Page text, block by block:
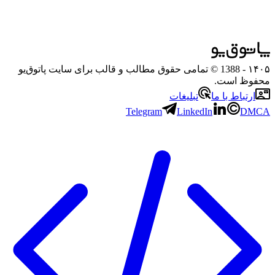
۱۴۰۵
- 1388 © تمامی حقوق مطالب و قالب برای سایت پاتوق‌یو
محفوظ است.
ارتباط با ما
تبلیغات
Telegram
LinkedIn DMCA